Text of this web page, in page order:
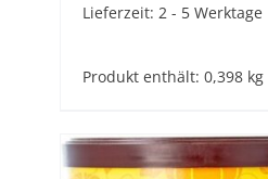
Lieferzeit: 2 - 5 Werktage
Produkt enthält: 0,398 kg